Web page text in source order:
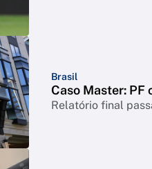
Brasil
Caso Master:
Relatório final